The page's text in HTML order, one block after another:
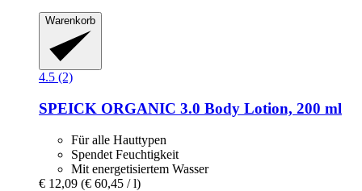
Warenkorb
4.5 (2)
SPEICK ORGANIC 3.0 Body Lotion, 200 ml
Für alle Hauttypen
Spendet Feuchtigkeit
Mit energetisiertem Wasser
€ 12,09 (€ 60,45 / l)